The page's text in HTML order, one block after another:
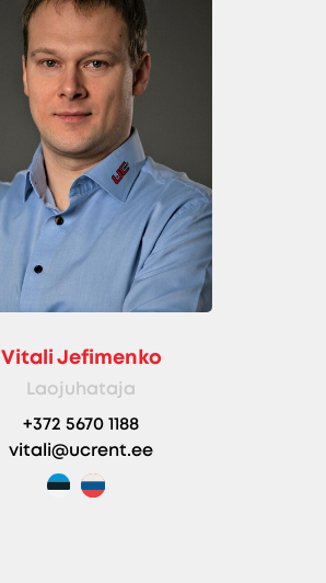
Vitali Jefimenko
Laojuhataja
+372 5670 1188
vitali@ucrent.ee